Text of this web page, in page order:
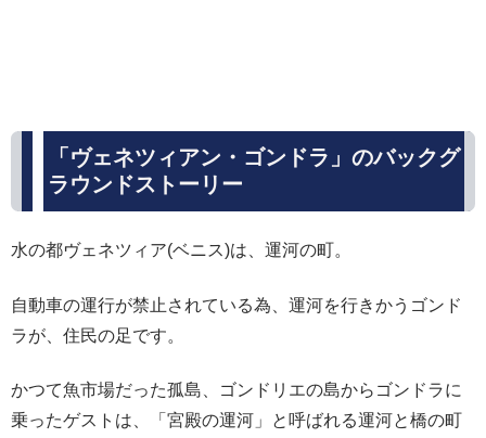
「ヴェネツィアン・ゴンドラ」のバックグ
ラウンドストーリー
水の都ヴェネツィア(ベニス)は、運河の町。
自動車の運行が禁止されている為、運河を行きかうゴンド
ラが、住民の足です。
かつて魚市場だった孤島、ゴンドリエの島からゴンドラに
乗ったゲストは、「宮殿の運河」と呼ばれる運河と橋の町